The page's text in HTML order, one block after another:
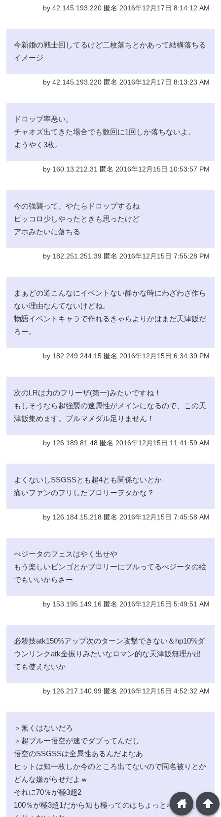
by 42.145.193.220 匿名 2016年12月17日 8:14:12 AM
今新婚の戦士回してるけど二枚落ちとかあって結構落ちる
イメージ
by 42.145.193.220 匿名 2016年12月17日 8:13:23 AM
ドロップ率悪い。
チャオズ出てきた場合でも数回に1回しか落ちないよ。
ようやく3枚。
by 160.13.212.31 匿名 2016年12月15日 10:53:57 PM
今の強襲って、やたらドロップするね
ピッコロ少しやったときも思ったけど
アホみたいに落ちる
by 182.251.251.39 匿名 2016年12月15日 7:55:28 PM
まぁどの道こんなにイベントない静かな時にわざわざ作ら
ない理由なんてないけどね。
物語イベントキャラで作れるきゃらよりかはまだ天津飯だ
ろー。
by 182.249.244.15 匿名 2016年12月15日 6:34:39 PM
次のLRは力のフリーザ(第一)みたいですね！
もしそうなら超強襲の速属性がメインになるので、この天
津飯集めます。ブルマメダル足りません！
by 126.189.81.48 匿名 2016年12月15日 11:41:59 AM
よくないしSSGSSとも超4とも関係ないとか
痛いファンのフリしたブロリーヲタかな？
by 126.184.15.218 匿名 2016年12月15日 7:45:58 AM
べジータのフェスはやく出せや
もう楽しいビンゴとかブロリーにブルってるべジータの絵
でもいいからさー
by 153.195.149.16 匿名 2016年12月15日 5:49:51 AM
必殺技atk150%アップ次のターン攻撃できない＆hp10%ダ
ウンリンクatk全振りみたいなロマン的な天津飯無理か出
ても使えないか
by 126.217.140.99 匿名 2016年12月15日 4:52:32 AM
＞無くはないだろ
＞超ブルー悟空が速でダブってんだし
悟空のSSGSSは全属性あるんだよなあ
ヒットは知一枚しか今のところ出てないので同名被りとか
どんな嫌がらせだよｗ
それに70％が極3超2
100％が極3超1だから知も極ってのはちょっと考えにくいarrowup
home